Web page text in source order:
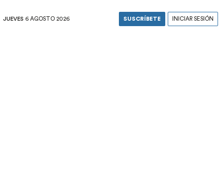
JUEVES 6 AGOSTO 2026 SUSCRÍBETE INICIAR SESIÓN